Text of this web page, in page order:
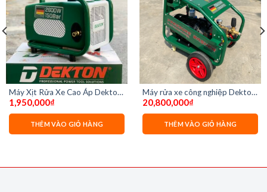
Máy Xịt Rửa Xe Cao Áp Dekton
DK-CWR2600F
1,950,000₫
THÊM VÀO GIỎ HÀNG
Máy rửa xe công nghiệp Dekton
DK-HPW5500 điện 3 pha
20,800,000₫
THÊM VÀO GIỎ HÀNG